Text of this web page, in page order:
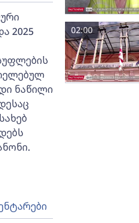
2025
ნაწილი
02:00